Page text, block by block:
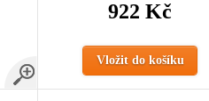
922 Kč
Vložit do košíku